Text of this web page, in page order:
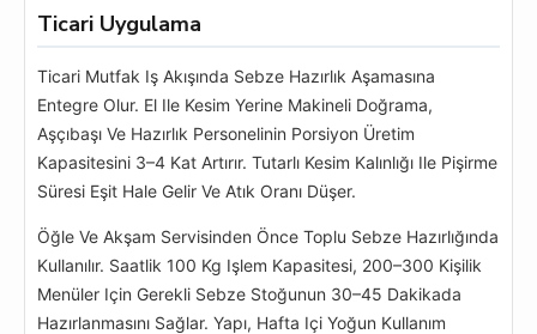
Ticari Uygulama
Ticari Mutfak Iş Akışında Sebze Hazırlık Aşamasına
Entegre Olur. El Ile Kesim Yerine Makineli Doğrama,
Aşçıbaşı Ve Hazırlık Personelinin Porsiyon Üretim
Kapasitesini 3–4 Kat Artırır. Tutarlı Kesim Kalınlığı Ile Pişirme
Süresi Eşit Hale Gelir Ve Atık Oranı Düşer.
Öğle Ve Akşam Servisinden Önce Toplu Sebze Hazırlığında
Kullanılır. Saatlik 100 Kg Işlem Kapasitesi, 200–300 Kişilik
Menüler Için Gerekli Sebze Stoğunun 30–45 Dakikada
Hazırlanmasını Sağlar. Yapı, Hafta Içi Yoğun Kullanım